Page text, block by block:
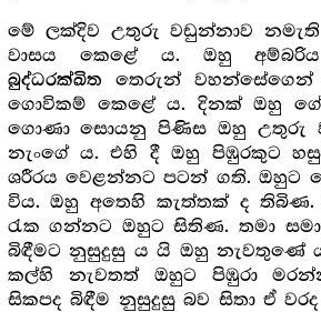
මේ ලක්දිව උතුරු වඩුන්නාව
වාසය කෙළේ ය. ඔහු
බුද්ධරක්ඛිත තෙරුන් වහන්සේගෙන්
ගොවිකම් කෙළේ ය. දිනක් ඔහු
ගොණා සොයනු පිණිස ඔහු උතුරු
නැංගේ ය. එහි දී ඔහු පිඹුරකුට
ශරීරය වෙළන්නට පටන් ගති. ඔහුට
විය. ඔහු අතෙහි කැත්තක් ද තිබිණ.
රැක ගන්නට ඔහුට සිතිණ. තමා
බිඳීමට නුසුදුසු ය යි ඔහු නැවතුණේ
කල්හි නැවතත් ඔහුට පිඹුරා
සිකපද බිඳීම නුසුදුසු බව සිතා ඒ